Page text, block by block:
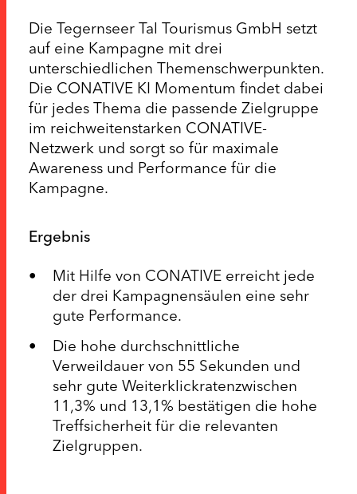
Die Tegernseer Tal Tourismus GmbH setzt
auf eine Kampagne mit drei
unterschiedlichen Themenschwerpunkten.
Die CONATIVE KI Momentum findet dabei
für jedes Thema die passende Zielgruppe
im reichweitenstarken CONATIVE-
Netzwerk und sorgt so für maximale
Awareness und Performance für die
Kampagne.
Ergebnis
Mit Hilfe von CONATIVE erreicht jede
der drei Kampagnensäulen eine sehr
gute Performance.
Die hohe durchschnittliche
Verweildauer von 55 Sekunden und
sehr gute Weiterklickratenzwischen
11,3% und 13,1% bestätigen die hohe
Treffsicherheit für die relevanten
Zielgruppen.